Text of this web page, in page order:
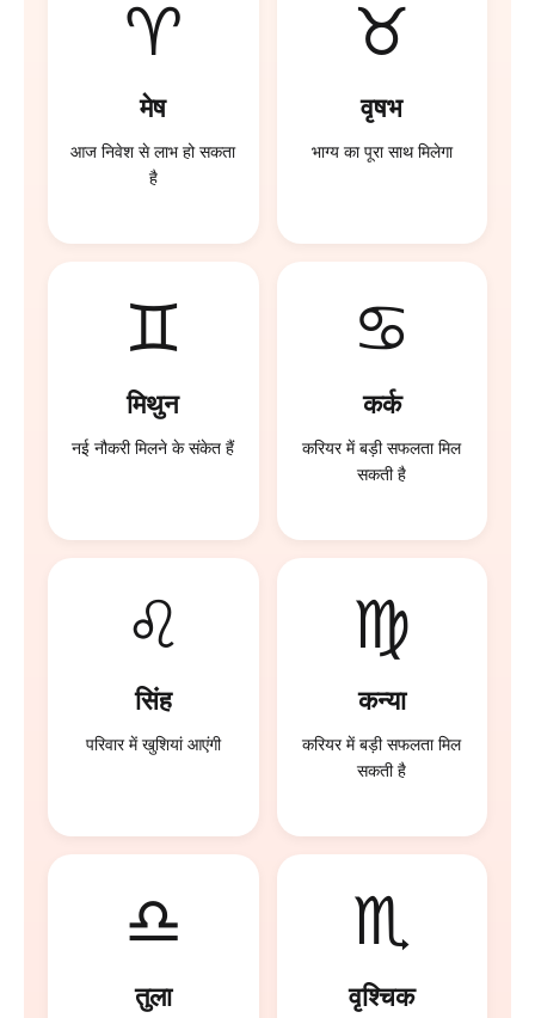
♈
मेष
आज निवेश से लाभ हो सकता
है
♉
वृषभ
भाग्य का पूरा साथ मिलेगा
♊
मिथुन
नई नौकरी मिलने के संकेत हैं
♋
कर्क
करियर में बड़ी सफलता मिल
सकती है
♌
सिंह
परिवार में खुशियां आएंगी
♍
कन्या
करियर में बड़ी सफलता मिल
सकती है
♎
तुला
♏
वृश्चिक